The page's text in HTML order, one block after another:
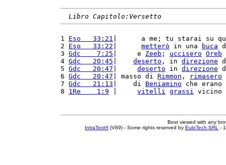
Libro Capitolo:Versetto
1 Eso   33:21 |      a me; tu starai su
2 Eso   33:22 metterò in una buca
3 Gdc    7:25 |     e Zeeb ; uccisero Oreb
4 Gdc   20:45 deserto , in direzione
5 Gdc   20:47 deserto in direzione
6 Gdc   20:47 | masso di Rimmon , rimasero
7 Gdc   21:13 |    di Beniamino che
8 1Re    1:9 vitelli grassi
Best viewed with any
IntraText®(V89) - Some rights reserved by EuloTech SRL -